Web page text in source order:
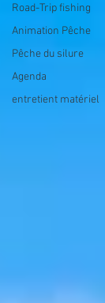
Road-Trip fishing
Animation Pêche
Pêche du silure
Agenda
entretient matériel